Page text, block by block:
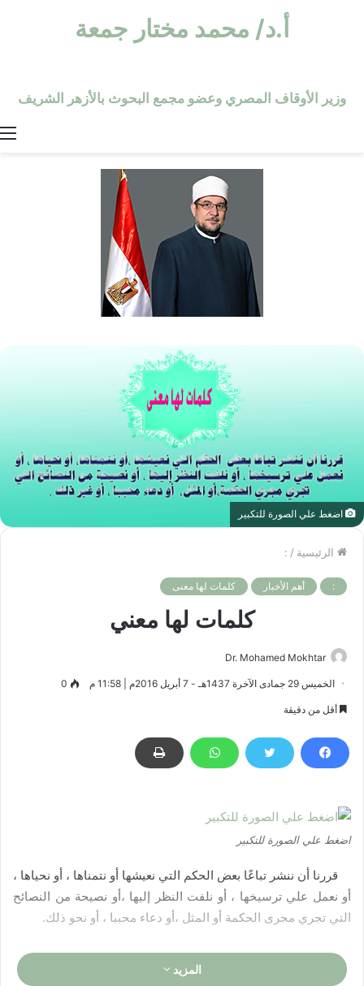
أ.د/ محمد مختار جمعة
وزير الأوقاف المصري وعضو مجمع البحوث بالأزهر الشريف
اضغط علي الصورة للتكبير
الرئيسية /
:
: أهم الأخبار كلمات لها معنى
كلمات لها معني
Dr. Mohamed Mokhtar
الخميس 29 جمادى الآخرة 1437هـ - 7 أبريل 2016م | 11:58 م 0
أقل من دقيقة
اضغط علي الصورة للتكبير
قررنا أن ننشر تباعًا بعض الحكم التي نعيشها أو نتمناها ، أو نحياها ،
أو نعمل علي ترسيخها ، أو نلفت النظر إليها ،أو نصيحة من النصائح
التي تجري مجرى الحكمة أو المثل ،أو دعاء محببا ، أو نحو ذلك.
المزيد